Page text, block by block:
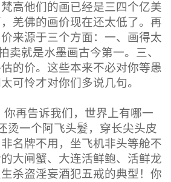
高他们的画已经是三四个亿美
羌佛的画价现在还太低了。再
来源于三个方面：一、画得太
卖就是水墨画古今第一。三、
的价。这些本来不必对你等愚
可怜才对你们多说几句。
再告诉我们，世界上有哪一
烫一个阿飞头髮，穿长尖头皮
名牌不用，坐飞机非头等舱不
大闸蟹、大连活鲜鲍、活鲜龙
杀盗淫妄酒犯五戒的典型！你